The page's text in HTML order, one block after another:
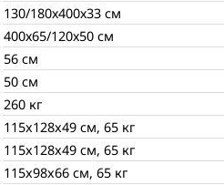
130/180х400х33 см
400х65/120х50 см
56 см
50 см
260 кг
115x128x49 см, 65 кг
115x128x49 см, 65 кг
115x98x66 см, 65 кг